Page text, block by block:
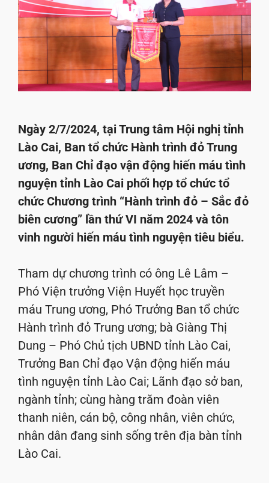
Ngày 2/7/2024, tại Trung tâm Hội nghị tỉnh
Lào Cai, Ban tổ chức Hành trình đỏ Trung
ương, Ban Chỉ đạo vận động hiến máu tình
nguyện tỉnh Lào Cai phối hợp tổ chức tổ
chức Chương trình “Hành trình đỏ – Sắc đỏ
biên cương” lần thứ VI năm 2024 và tôn
vinh người hiến máu tình nguyện tiêu biểu.
Tham dự chương trình có ông Lê Lâm –
Phó Viện trưởng Viện Huyết học truyền
máu Trung ương, Phó Trưởng Ban tổ chức
Hành trình đỏ Trung ương; bà Giàng Thị
Dung – Phó Chủ tịch UBND tỉnh Lào Cai,
Trưởng Ban Chỉ đạo Vận động hiến máu
tình nguyện tỉnh Lào Cai; Lãnh đạo sở ban,
ngành tỉnh; cùng hàng trăm đoàn viên
thanh niên, cán bộ, công nhân, viên chức,
nhân dân đang sinh sống trên địa bàn tỉnh
Lào Cai.